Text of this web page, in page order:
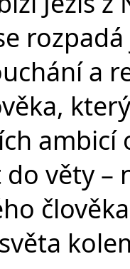
a
ambicí
věty –